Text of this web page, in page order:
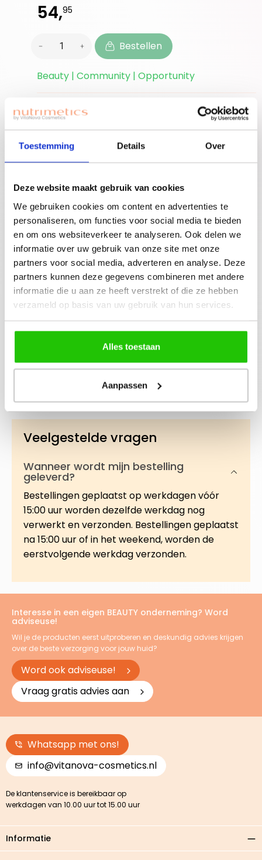
Toestemming Details Over
Deze website maakt gebruik van cookies
We gebruiken cookies om content en advertenties te
personaliseren, om functies voor social media te bieden
en om ons websiteverkeer te analyseren. Ook delen we
informatie over uw gebruik van onze site met onze
partners voor social media, adverteren en analyse. Deze
partners kunnen deze gegevens combineren met andere
informatie die u aan ze heeft verstrekt of die ze hebben
verzameld op basis van uw gebruik van hun services.
Alles toestaan
Aanpassen
54,95
Bestellen
Beauty | Community | Opportunity
Join for free!
Ben je nieuwe
accounthouder?
Vergeet niet jouw
welkomstgift te
Bouw je eigen
beauty community!
Advies nodig of een
gratis workshop
boeken? Neem
contact op met
jouw adviseuse of
mail ons!
speciaal is ontwikkeld voor de gevoelige en snel
reagerende huid. Deze zachte,…
Veelgestelde vragen
Wanneer wordt mijn bestelling
geleverd?
Bestellingen geplaatst op werkdagen vóór
15:00 uur worden dezelfde werkdag nog
verwerkt en verzonden. Bestellingen geplaatst
na 15:00 uur of in het weekend, worden de
eerstvolgende werkdag verzonden.
Interesse in een eigen BEAUTY onderneming? Word
adviseuse!
Wil je de producten eerst uitproberen en deskundig advies krijgen
over de beste verzorging voor jouw huid?
Word ook adviseuse!
Vraag gratis advies aan
Whatsapp met ons!
info@vitanova-cosmetics.nl
De klantenservice is bereikbaar op
werkdagen van 10.00 uur tot 15.00 uur
Informatie